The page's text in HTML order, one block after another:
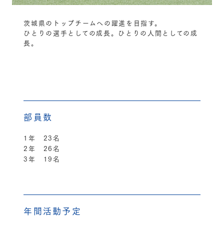
茨城県のトップチームへの躍進を目指す。
ひとりの選手としての成長。ひとりの人間としての成
長。
部員数
1年 23名
2年 26名
3年 19名
年間活動予定